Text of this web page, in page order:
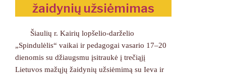
žaidynių užsiėmimas
Šiaulių r. Kairių lopšelio-darželio
„Spindulėlis“ vaikai ir pedagogai vasario 17–20
dienomis su džiaugsmu įsitraukė į trečiąjį
Lietuvos mažųjų žaidynių užsiėmimą su Ieva ir